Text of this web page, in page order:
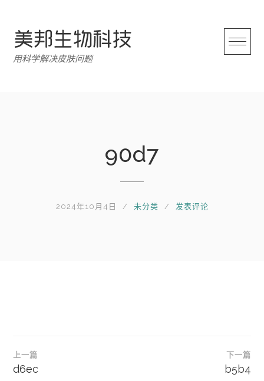
用科学解决皮肤问题
90d7
2024年10月4日 未分类 发表评论
文
章
上一篇
d6ec
下一篇
b5b4